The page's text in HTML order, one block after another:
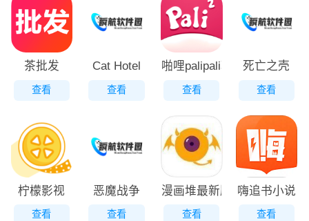
茶批发
查看
Cat Hotel
查看
啪哩palipali轻量版
查看
死亡之壳
查看
柠檬影视
查看
恶魔战争
查看
漫画堆最新版
查看
嗨追书小说
查看